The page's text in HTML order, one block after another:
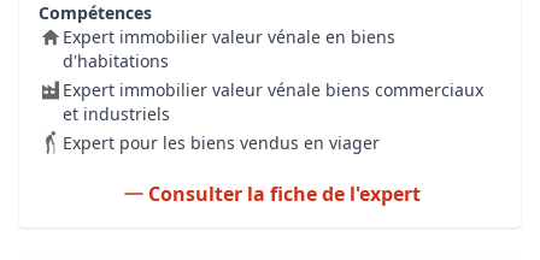
Compétences
Expert immobilier valeur vénale en biens
d'habitations
Expert immobilier valeur vénale biens commerciaux
et industriels
Expert pour les biens vendus en viager
Consulter la fiche de l'expert